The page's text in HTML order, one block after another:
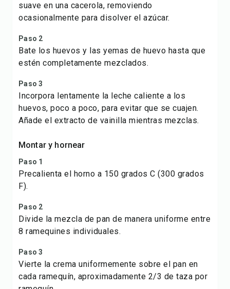
suave en una cacerola, removiendo
ocasionalmente para disolver el azúcar.
Paso 2
Bate los huevos y las yemas de huevo hasta que
estén completamente mezclados.
Paso 3
Incorpora lentamente la leche caliente a los
huevos, poco a poco, para evitar que se cuajen.
Añade el extracto de vainilla mientras mezclas.
Montar y hornear
Paso 1
Precalienta el horno a 150 grados C (300 grados
F).
Paso 2
Divide la mezcla de pan de manera uniforme entre
8 ramequines individuales.
Paso 3
Vierte la crema uniformemente sobre el pan en
cada ramequín, aproximadamente 2/3 de taza por